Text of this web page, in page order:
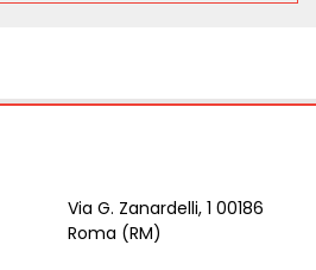
Via G. Zanardelli, 1 00186
Roma (RM)